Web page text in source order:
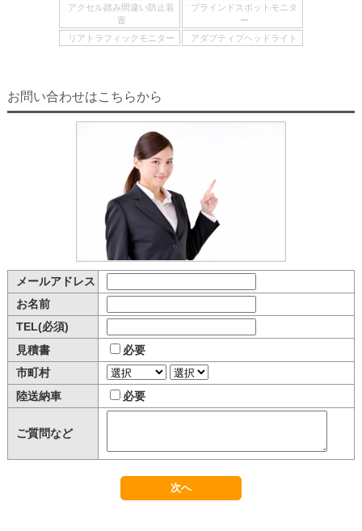
アクセル踏み間違い防止装
置
ブラインドスポットモニタ
ー
リアトラフィックモニター
アダプティブヘッドライト
お問い合わせはこちらから
メールアドレス
お名前
TEL(必須)
見積書
必要
市町村
陸送納車
必要
ご質問など